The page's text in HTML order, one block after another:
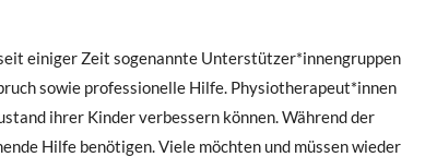
einiger Zeit sogenannte Unterstützer*innengruppen
sowie professionelle Hilfe. Physiotherapeut*innen
ihrer Kinder verbessern können. Während der
Hilfe benötigen. Viele möchten und müssen wieder